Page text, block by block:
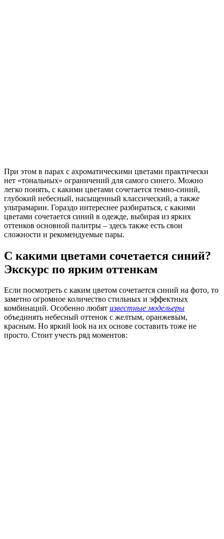
При этом в парах с ахроматическими цветами практически
нет «тональных» ограничений для самого синего. Можно
легко понять, с какими цветами сочетается темно-синий,
глубокий небесный, насыщенный классический, а также
ультрамарин. Гораздо интереснее разбираться, с какими
цветами сочетается синий в одежде, выбирая из ярких
оттенков основной палитры – здесь также есть свои
сложности и рекомендуемые пары.
С какими цветами сочетается синий?
Экскурс по ярким оттенкам
Если посмотреть с каким цветом сочетается синий на фото, то
заметно огромное количество стильных и эффектных
комбинаций. Особенно любят известные модельеры
объединять небесный оттенок с желтым, оранжевым,
красным. Но яркий look на их основе составить тоже не
просто. Стоит учесть ряд моментов: